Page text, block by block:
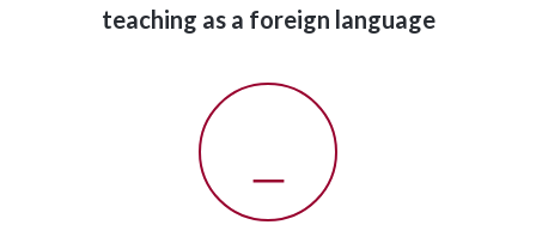
teaching as a foreign language